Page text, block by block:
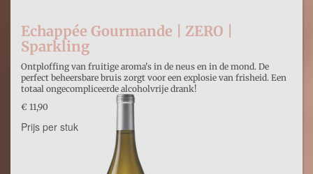
Echappée Gourmande | ZERO |
Sparkling
Ontploffing van fruitige aroma's in de neus en in de mond. De
perfect beheersbare bruis zorgt voor een explosie van frisheid. Een
totaal ongecompliceerde alcoholvrije drank!
€ 11,90
Prijs per stuk